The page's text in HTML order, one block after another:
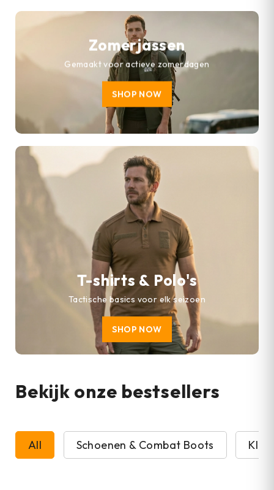
Zomerjassen
Gemaakt voor actieve zomerdagen
SHOP NOW
T-shirts & Polo's
Tactische basics voor elk seizoen
SHOP NOW
Bekijk onze bestsellers
All Schoenen & Combat Boots